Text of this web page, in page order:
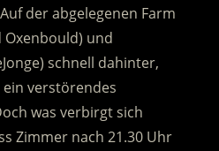
der abgelegenen Farm
Oxenbould) und
schnell dahinter,
verstörendes
was verbirgt sich
Zimmer nach 21.30 Uhr